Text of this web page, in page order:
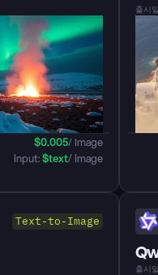
$0.005/ Image
Input: $text/ Image
출시
Text-to-Image
출시